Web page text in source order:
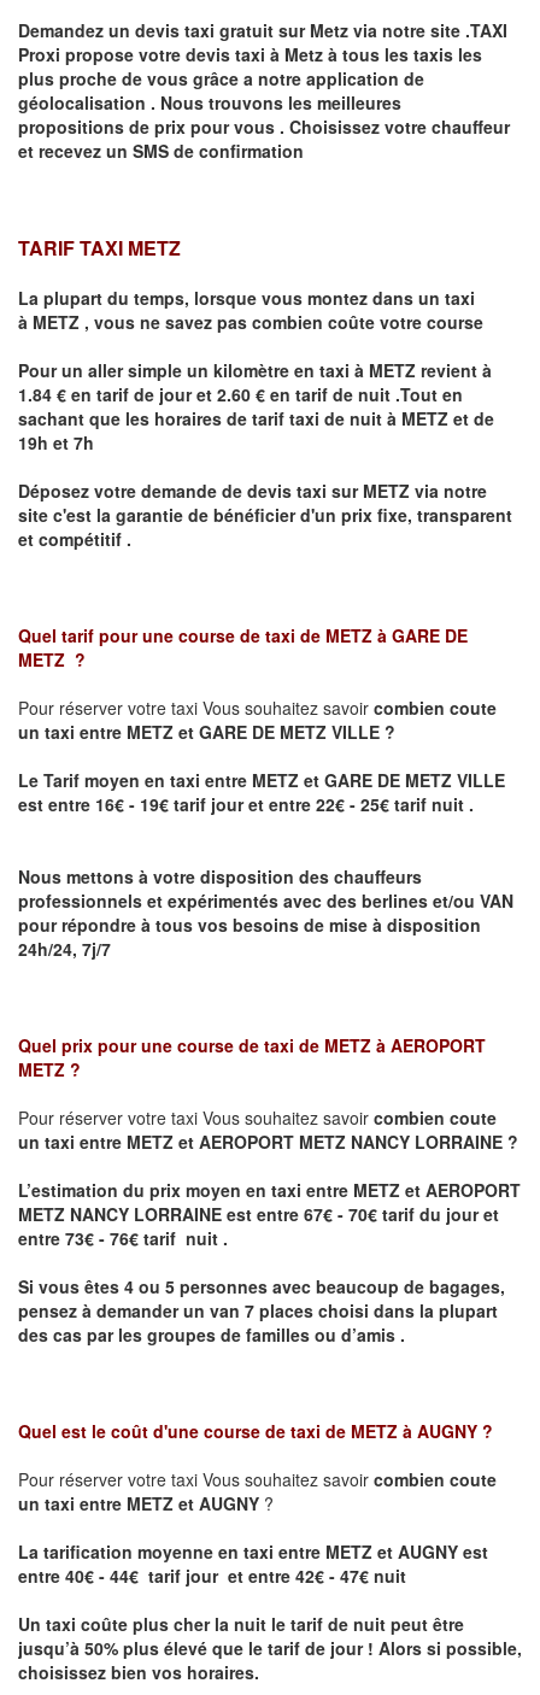
Demandez un devis taxi gratuit sur Metz via notre site .TAXI
Proxi propose votre devis taxi à Metz à tous les taxis les
plus proche de vous grâce a notre application de
géolocalisation . Nous trouvons les meilleures
propositions de prix pour vous . Choisissez votre chauffeur
et recevez un SMS de confirmation
TARIF TAXI METZ
La plupart du temps, lorsque vous montez dans un taxi
à METZ , vous ne savez pas combien coûte votre course
Pour un aller simple un kilomètre en taxi à METZ revient à
1.84 € en tarif de jour et 2.60 € en tarif de nuit .Tout en
sachant que les horaires de tarif taxi de nuit à METZ et de
19h et 7h
Déposez votre demande de devis taxi sur METZ via notre
site c'est la garantie de bénéficier d'un prix fixe, transparent
et compétitif .
Quel tarif pour une course de taxi de METZ à GARE DE
METZ ?
Pour réserver votre taxi Vous souhaitez savoir combien coute
un taxi entre METZ et GARE DE METZ VILLE ?
Le Tarif moyen en taxi entre METZ et GARE DE METZ VILLE
est entre 16€ - 19€ tarif jour et entre 22€ - 25€ tarif nuit .
Nous mettons à votre disposition des chauffeurs
professionnels et expérimentés avec des berlines et/ou VAN
pour répondre à tous vos besoins de mise à disposition
24h/24, 7j/7
Quel prix pour une course de taxi de METZ à AEROPORT
METZ ?
Pour réserver votre taxi Vous souhaitez savoir combien coute
un taxi entre METZ et AEROPORT METZ NANCY LORRAINE ?
L’estimation du prix moyen en taxi entre METZ et AEROPORT
METZ NANCY LORRAINE est entre 67€ - 70€ tarif du jour et
entre 73€ - 76€ tarif nuit .
Si vous êtes 4 ou 5 personnes avec beaucoup de bagages,
pensez à demander un van 7 places choisi dans la plupart
des cas par les groupes de familles ou d’amis .
Quel est le coût d'une course de taxi de METZ à AUGNY ?
Pour réserver votre taxi Vous souhaitez savoir combien coute
un taxi entre METZ et AUGNY ?
La tarification moyenne en taxi entre METZ et AUGNY est
entre 40€ - 44€ tarif jour et entre 42€ - 47€ nuit
Un taxi coûte plus cher la nuit le tarif de nuit peut être
jusqu’à 50% plus élevé que le tarif de jour ! Alors si possible,
choisissez bien vos horaires.